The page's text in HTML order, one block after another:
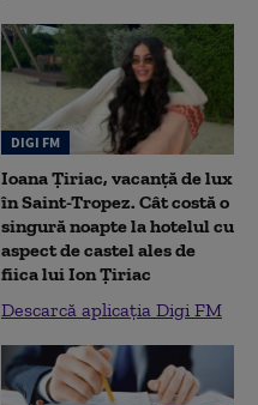
DIGI FM
Ioana Țiriac, vacanță de lux
în Saint-Tropez. Cât costă o
singură noapte la hotelul cu
aspect de castel ales de
fiica lui Ion Țiriac
Descarcă aplicația Digi FM